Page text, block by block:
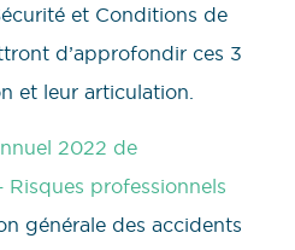
et Conditions de
d’approfondir ces 3
et leur articulation.
2022 de
Risques professionnels
générale des accidents